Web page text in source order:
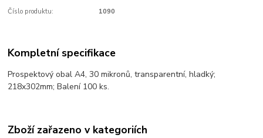
Číslo produktu: 1090
Kompletní specifikace
Prospektový obal A4, 30 mikronů, transparentní, hladký;
218x302mm; Balení 100 ks.
Zboží zařazeno v kategoriích